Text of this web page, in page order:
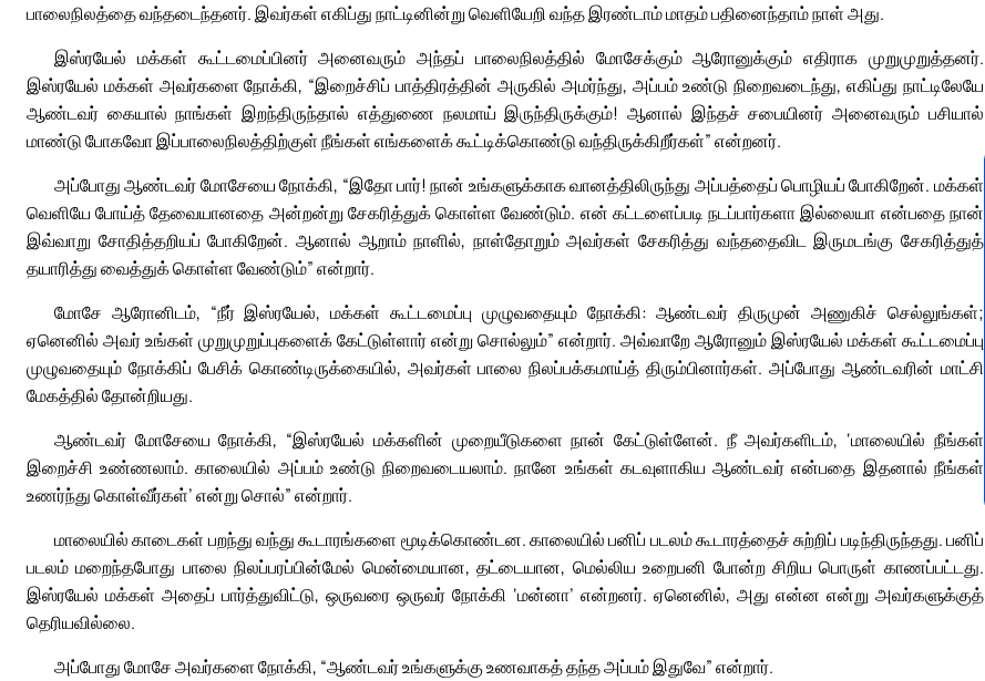
பாலைநிலத்தை வந்தடைந்தனர். இவர்கள் எகிப்து நாட்டினின்று வெளியேறி வந்த இரண்டாம் மாதம் பதினைந்தாம் நாள் அது.
இஸ்ரயேல் மக்கள் கூட்டமைப்பினர் அனைவரும் அந்தப் பாலைநிலத்தில் மோசேக்கும் ஆரோனுக்கும் எதிராக முறுமுறுத்தனர்.
இஸ்ரயேல் மக்கள் அவர்களை நோக்கி, “இறைச்சிப் பாத்திரத்தின் அருகில் அமர்ந்து, அப்பம் உண்டு நிறைவடைந்து, எகிப்து நாட்டிலேயே
ஆண்டவர் கையால் நாங்கள் இறந்திருந்தால் எத்துணை நலமாய் இருந்திருக்கும்! ஆனால் இந்தச் சபையினர் அனைவரும் பசியால்
மாண்டு போகவோ இப்பாலைநிலத்திற்குள் நீங்கள் எங்களைக் கூட்டிக்கொண்டு வந்திருக்கிறீர்கள்” என்றனர்.
அப்போது ஆண்டவர் மோசேயை நோக்கி, “இதோ பார்! நான் உங்களுக்காக வானத்திலிருந்து அப்பத்தைப் பொழியப் போகிறேன். மக்கள்
வெளியே போய்த் தேவையானதை அன்றன்று சேகரித்துக் கொள்ள வேண்டும். என் கட்டளைப்படி நடப்பார்களா இல்லையா என்பதை நான்
இவ்வாறு சோதித்தறியப் போகிறேன். ஆனால் ஆறாம் நாளில், நாள்தோறும் அவர்கள் சேகரித்து வந்ததைவிட இருமடங்கு சேகரித்துத்
தயாரித்து வைத்துக் கொள்ள வேண்டும்” என்றார்.
மோசே ஆரோனிடம், “நீர் இஸ்ரயேல், மக்கள் கூட்டமைப்பு முழுவதையும் நோக்கி: ஆண்டவர் திருமுன் அணுகிச் செல்லுங்கள்;
ஏனெனில் அவர் உங்கள் முறுமுறுப்புகளைக் கேட்டுள்ளார் என்று சொல்லும்” என்றார். அவ்வாறே ஆரோனும் இஸ்ரயேல் மக்கள் கூட்டமைப்பு
முழுவதையும் நோக்கிப் பேசிக் கொண்டிருக்கையில், அவர்கள் பாலை நிலப்பக்கமாய்த் திரும்பினார்கள். அப்போது ஆண்டவரின் மாட்சி
மேகத்தில் தோன்றியது.
ஆண்டவர் மோசேயை நோக்கி, “இஸ்ரயேல் மக்களின் முறையீடுகளை நான் கேட்டுள்ளேன். நீ அவர்களிடம், ‘மாலையில் நீங்கள்
இறைச்சி உண்ணலாம். காலையில் அப்பம் உண்டு நிறைவடையலாம். நானே உங்கள் கடவுளாகிய ஆண்டவர் என்பதை இதனால் நீங்கள்
உணர்ந்து கொள்வீர்கள்’ என்று சொல்” என்றார்.
மாலையில் காடைகள் பறந்து வந்து கூடாரங்களை மூடிக்கொண்டன. காலையில் பனிப் படலம் கூடாரத்தைச் சுற்றிப் படிந்திருந்தது. பனிப்
படலம் மறைந்தபோது பாலை நிலப்பரப்பின்மேல் மென்மையான, தட்டையான, மெல்லிய உறைபனி போன்ற சிறிய பொருள் காணப்பட்டது.
இஸ்ரயேல் மக்கள் அதைப் பார்த்துவிட்டு, ஒருவரை ஒருவர் நோக்கி ‘மன்னா’ என்றனர். ஏனெனில், அது என்ன என்று அவர்களுக்குத்
தெரியவில்லை.
அப்போது மோசே அவர்களை நோக்கி, “ஆண்டவர் உங்களுக்கு உணவாகத் தந்த அப்பம் இதுவே” என்றார்.